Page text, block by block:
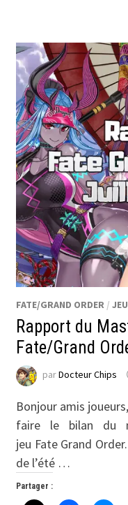
FATE/GRAND ORDER /
Rapport du
Fate/Grand
parDocteur Chips
Bonjour amis
faire le bilan du
jeu Fate Grand
de l’été …
Partager :